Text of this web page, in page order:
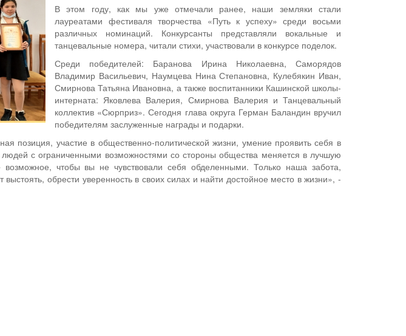
В этом году, как мы уже отмечали ранее, наши земляки стали
лауреатами фестиваля творчества «Путь к успеху» среди восьми
различных номинаций. Конкурсанты представляли вокальные и
танцевальные номера, читали стихи, участвовали в конкурсе поделок.
Среди победителей: Баранова Ирина Николаевна, Саморядов
Владимир Васильевич, Наумцева Нина Степановна, Кулебякин Иван,
Смирнова Татьяна Ивановна, а также воспитанники Кашинской школы-
интерната: Яковлева Валерия, Смирнова Валерия и Танцевальный
коллектив «Сюрприз». Сегодня глава округа Герман Баландин вручил
победителям заслуженные награды и подарки.
позиция, участие в общественно-политической жизни, умение проявить себя в
с ограниченными возможностями со стороны общества меняется в лучшую
чтобы вы не чувствовали себя обделенными. Только наша забота,
обрести уверенность в своих силах и найти достойное место в жизни», -